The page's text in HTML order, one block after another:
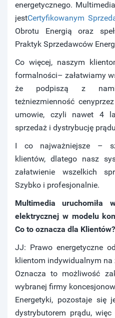
energetycznego.
jestCertyfikowanym
Obrotu Energią oraz
Praktyk Sprzedawców
Co więcej, naszym
formalności– załatwiamy
że podpiszą z nami
teżniezmienność
umowie, czyli nawet 4
sprzedaż i dystrybucję
I co najważniejsze –
klientów, dlatego nasz
załatwienie wszelkich
Szybko i profesjonalnie.
Multimedia uruchomiła
elektrycznej w modelu
Co to oznacza dla Klientów?
JJ: Prawo energetyczne
klientom indywidualnym
Oznacza to możliwość
wybranej firmy
Energetyki, pozostaje się
dystrybutorem prądu,